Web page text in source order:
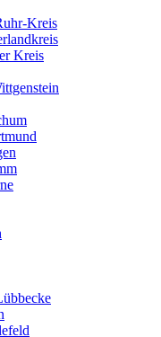
Kreis
Kreis